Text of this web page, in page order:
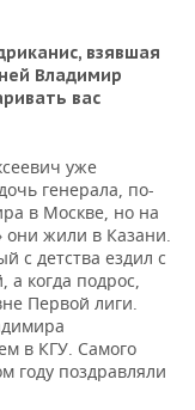
взявшая
Владимир
вас
уже
генерала, по-
в Москве, но на
они жили в Казани.
с детства ездил с
когда подрос,
Первой лиги.
в КГУ. Самого
году поздравляли